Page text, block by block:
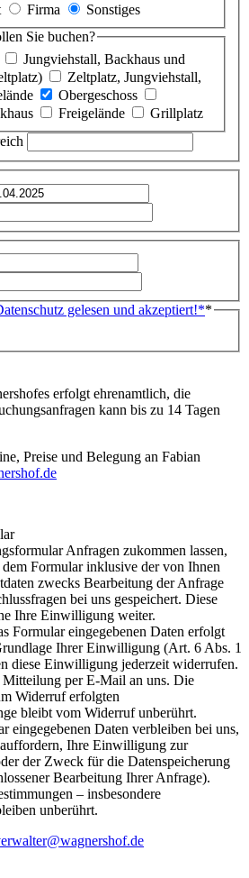
Firma
Sonstiges
Sie buchen?
Jungviehstall, Backhaus und
Zeltplatz, Jungviehstall,
Obergeschoss
Freigelände
Grillplatz
gelesen und akzeptiert!**
erfolgt ehrenamtlich, die
kann bis zu 14 Tagen
Preise und Belegung an Fabian
Anfragen zukommen lassen,
Formular inklusive der von Ihnen
zwecks Bearbeitung der Anfrage
bei uns gespeichert. Diese
Ihre Einwilligung weiter.
Formular eingegebenen Daten erfolgt
Ihrer Einwilligung (Art. 6 Abs. 1
diese Einwilligung jederzeit widerrufen.
per E-Mail an uns. Die
Widerruf erfolgten
bleibt vom Widerruf unberührt.
eingegebenen Daten verbleiben bei uns,
Ihre Einwilligung zur
der Zweck für die Datenspeicherung
Bearbeitung Ihrer Anfrage).
– insbesondere
unberührt.